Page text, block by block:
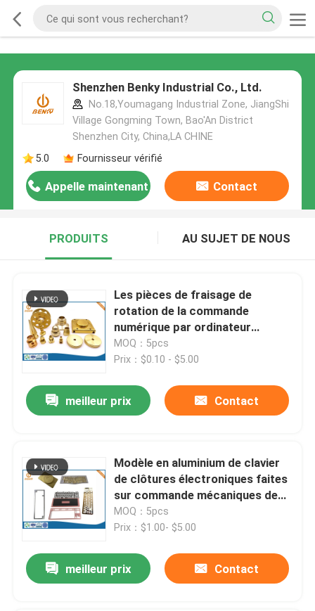
Shenzhen Benky Industrial Co., Ltd.
No.18,Youmagang Industrial Zone, JiangShi
Village Gongming Town, Bao'An District
Shenzhen City, China,LA CHINE
5.0
Fournisseur vérifié
Appelle maintenant Contact
PRODUITS AU SUJET DE NOUS
Les pièces de fraisage de
rotation de la commande
numérique par ordinateur
AL6061 ont anodisé la clôture
sablée
MOQ：5pcs
Prix：$0.10 - $5.00
meilleur prix Contact
Modèle en aluminium de clavier
de clôtures électroniques faites
sur commande mécaniques de
commande numérique par
ordinateur
MOQ：5pcs
Prix：$1.00- $5.00
meilleur prix Contact